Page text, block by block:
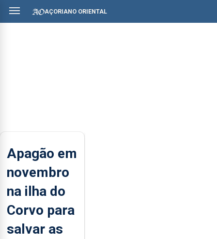
AÇORIANO ORIENTAL
Apagão em
novembro
na ilha do
Corvo para
salvar as